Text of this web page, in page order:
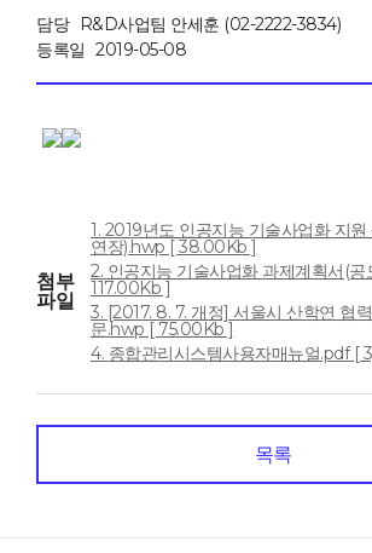
담당
R&D사업팀 안세훈 (02-2222-3834)
등록일 2019-05-08
첨부
파일
1. 2019년도 인공지능 기술사업화 지
연장).hwp [ 38.00Kb ]
2. 인공지능 기술사업화 과제계획서(
117.00Kb ]
3. [2017. 8. 7. 개정] 서울시 산학연 협
문.hwp [ 75.00Kb ]
4. 종합관리시스템사용자매뉴얼.pdf [
목록